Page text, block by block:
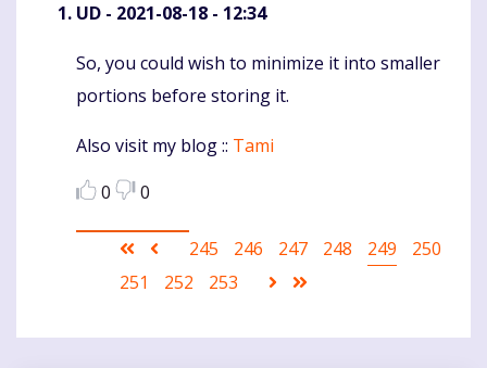
UD - 2021-08-18 - 12:34
Komentaras
So, you could wish to minimize it into smaller
portions before storing it.
Also visit my blog :: Tami
0
0
Pagination
First
page
Ankstesnis
puslapis
Puslapis
245 Puslapis
246 Puslapis
247 Puslapis
248
Current
249 Puslapis
250
Puslapis
251 Puslapis
252 Puslapis
253
Sekantis